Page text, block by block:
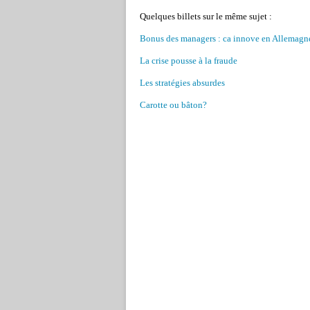
Quelques billets sur le même sujet :
Bonus des managers : ca innove en
La crise pousse à la fraude
Les stratégies absurdes
Carotte ou bâton?